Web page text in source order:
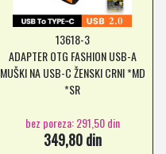
13618-3
ADAPTER OTG FASHION USB-A
MUŠKI NA USB-C ŽENSKI CRNI *MD
*SR
bez poreza: 291,50 din
349,80 din